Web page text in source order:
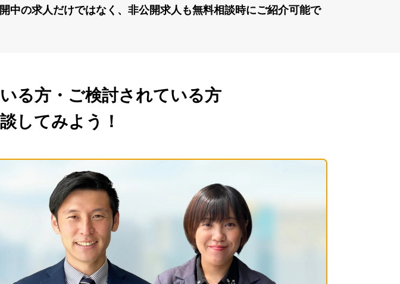
中の求⼈だけではなく、⾮公開求⼈も無料相談時にご紹介可能で
る方・ご検討されている方
してみよう！